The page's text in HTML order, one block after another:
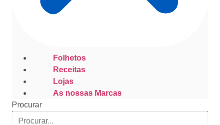
Folhetos
Receitas
Lojas
As nossas Marcas
Procurar